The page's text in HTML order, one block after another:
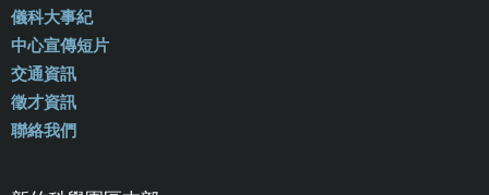
儀科大事紀
中心宣傳短片
交通資訊
徵才資訊
聯絡我們